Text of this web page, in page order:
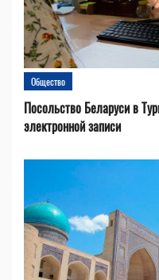
Общество
Посольство Беларуси в
электронной записи